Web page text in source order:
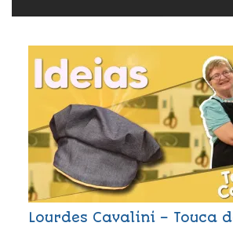
Lourdes Cavalini – Touca